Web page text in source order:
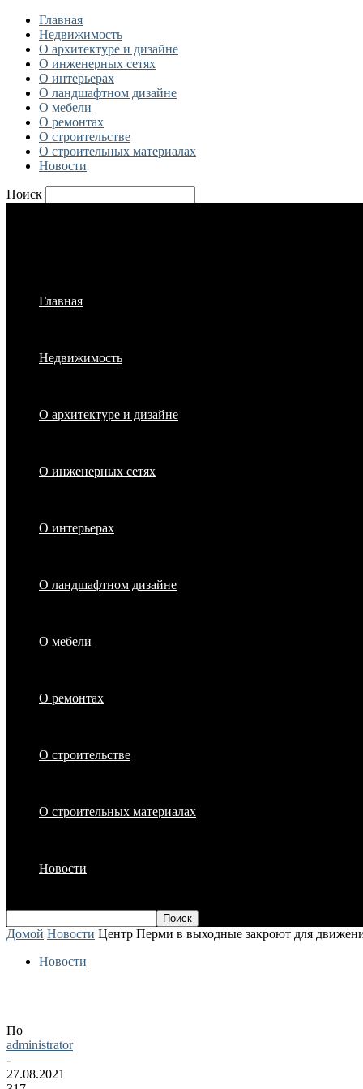
Главная
Недвижимость
О архитектуре и дизайне
О инженерных сетях
О интерьерах
О ландшафтном дизайне
О мебели
О ремонтах
О строительстве
О строительных материалах
Новости
Поиск
Главная
Недвижимость
О архитектуре и дизайне
О инженерных сетях
О интерьерах
О ландшафтном дизайне
О мебели
О ремонтах
О строительстве
О строительных материалах
Новости
Домой Новости Центр Перми в выходные закроют для
Новости
По
administrator
-
27.08.2021